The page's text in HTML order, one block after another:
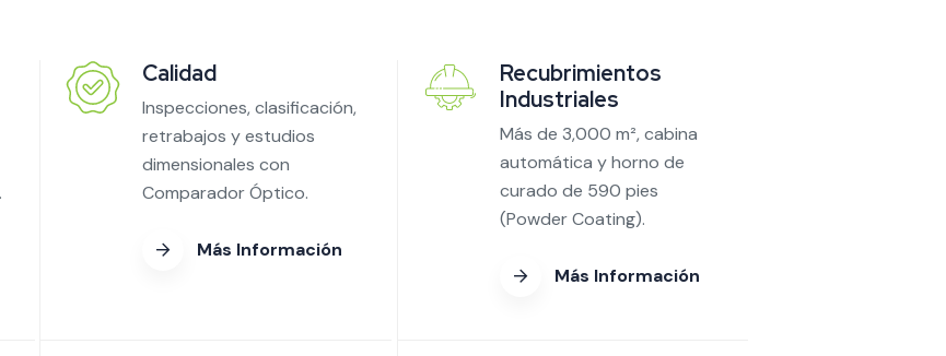
Calidad
Inspecciones, clasificación,
retrabajos y estudios
dimensionales con
Comparador Óptico.
Más Información
Recubrimientos
Industriales
Más de 3,000 m², cabina
automática y horno de
curado de 590 pies
(Powder Coating).
Más Información